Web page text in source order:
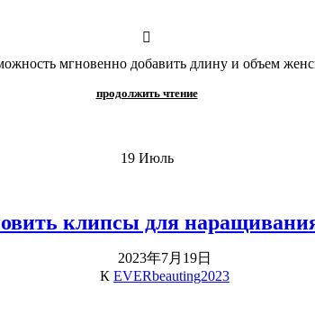
мгновенно добавить длину и объем
продолжить чтение
19 Июль
клипсы для
2023年7月19日
К EVERbeauting2023